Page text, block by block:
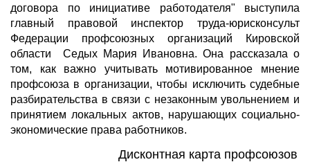
договора по инициативе работодателя" выступила
главный правовой инспектор труда-юрисконсульт
Федерации профсоюзных организаций Кировской
области Седых Мария Ивановна. Она рассказала о
том, как важно учитывать мотивированное мнение
профсоюза в организации, чтобы исключить судебные
разбирательства в связи с незаконным увольнением и
принятием локальных актов, нарушающих социально-
экономические права работников.
Дисконтная карта профсоюзов